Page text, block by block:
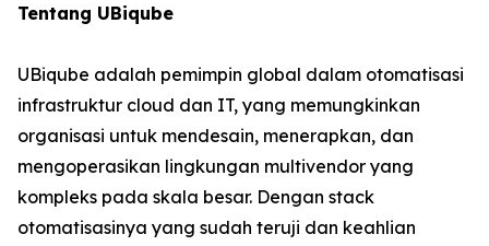
Tentang UBiqube
UBiqube adalah pemimpin global dalam otomatisasi
infrastruktur cloud dan IT, yang memungkinkan
organisasi untuk mendesain, menerapkan, dan
mengoperasikan lingkungan multivendor yang
kompleks pada skala besar. Dengan stack
otomatisasinya yang sudah teruji dan keahlian